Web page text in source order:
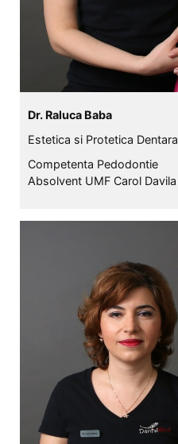
Dr. Raluca Baba
Estetica si Protetica Dentara
Competenta Pedodontie
Absolvent UMF Carol Davila